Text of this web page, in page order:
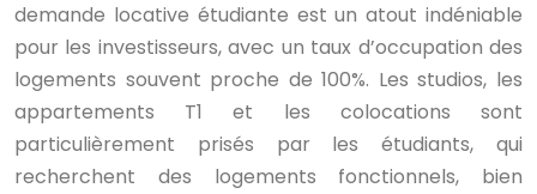
demande locative étudiante est un atout indéniable
pour les investisseurs, avec un taux d’occupation des
logements souvent proche de 100%. Les studios, les
appartements T1 et les colocations sont
particulièrement prisés par les étudiants, qui
recherchent des logements fonctionnels, bien